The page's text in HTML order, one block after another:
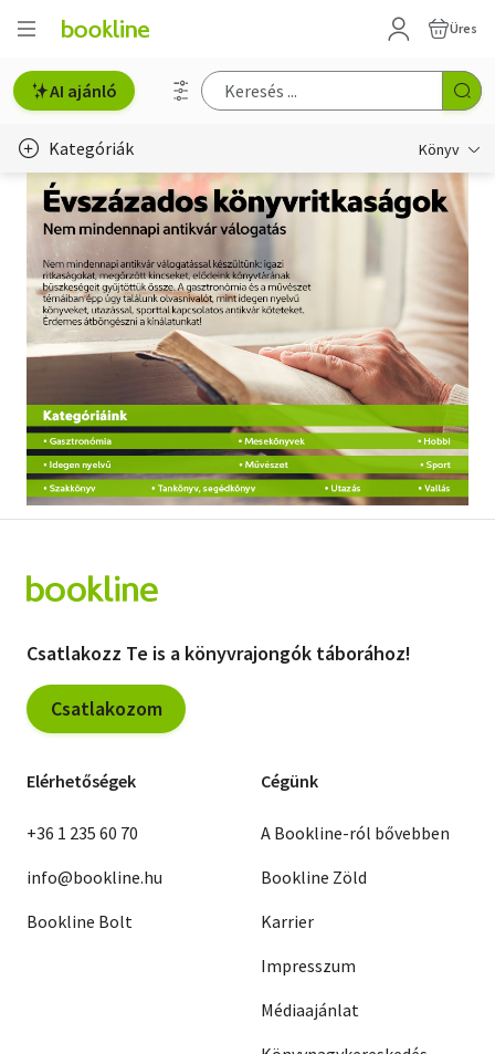
Üres
AI ajánló
Kategóriák Könyv
Életmód, egészség
Erotika
Gyermek- és ifjúsági
Hobbi, szabadidő
Művészet
Szakkönyv
Tankönyv, segédkönyv
Történelem
Vallás
Csatlakozz Te is a könyvrajongók táborához!
Csatlakozom
Elérhetőségek
+36 1 235 60 70
info@bookline.hu
Bookline Bolt
Cégünk
A Bookline-ról bővebben
Bookline Zöld
Karrier
Impresszum
Médiaajánlat